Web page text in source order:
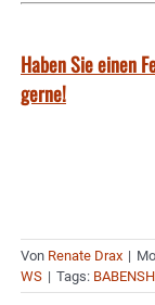
Haben Sie einen
gerne!
Von Renate Drax |
WS | Tags: